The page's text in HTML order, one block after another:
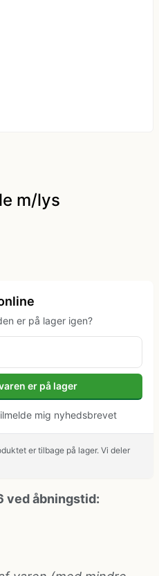
m/lys
er på lager igen?
er på lager
mig nyhedsbrevet
er tilbage på lager. Vi deler
ved åbningstid: